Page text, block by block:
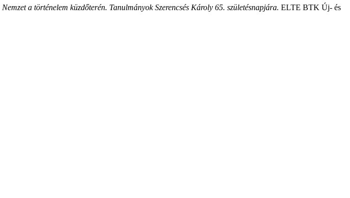
Nemzet a történelem küzdőterén. Tanulmányok Szerencsés Károly 65. születésnapjára. ELTE BTK Új- és